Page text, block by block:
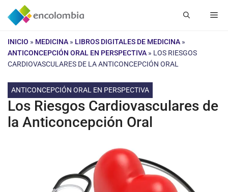
Saltar
INICIO » MEDICINA » LIBROS DIGITALES DE MEDICINA »
ANTICONCEPCIÓN ORAL EN PERSPECTIVA » LOS RIESGOS
CARDIOVASCULARES DE LA ANTICONCEPCIÓN ORAL
ANTICONCEPCIÓN ORAL EN PERSPECTIVA
Los Riesgos Cardiovasculares de
la Anticoncepción Oral